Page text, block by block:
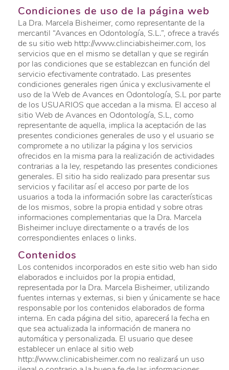
Condiciones de uso de la página web
La Dra. Marcela Bisheimer, como representante de la
mercantil “Avances en Odontología, S.L.”, ofrece a través
de su sitio web http://www.clinciabisheimer.com, los
servicios que en el mismo se detallan y que se regirán
por las condiciones que se establezcan en función del
servicio efectivamente contratado. Las presentes
condiciones generales rigen única y exclusivamente el
uso de la Web de Avances en Odontología, S.L por parte
de los USUARIOS que accedan a la misma. El acceso al
sitio Web de Avances en Odontología, S.L, como
representante de aquella, implica la aceptación de las
presentes condiciones generales de uso y el usuario se
compromete a no utilizar la página y los servicios
ofrecidos en la misma para la realización de actividades
contrarias a la ley, respetando las presentes condiciones
generales. El sitio ha sido realizado para presentar sus
servicios y facilitar así el acceso por parte de los
usuarios a toda la información sobre las características
de los mismos, sobre la propia entidad y sobre otras
informaciones complementarias que la Dra. Marcela
Bisheimer incluye directamente o a través de los
correspondientes enlaces o links.
Contenidos
Los contenidos incorporados en este sitio web han sido
elaborados e incluidos por la propia entidad,
representada por la Dra. Marcela Bisheimer, utilizando
fuentes internas y externas, si bien y únicamente se hace
responsable por los contenidos elaborados de forma
interna. En cada página del sitio, aparecerá la fecha en
que sea actualizada la información de manera no
automática y personalizada. El usuario que desee
establecer un enlace al sitio web
http://www.clinicabisheimer.com no realizará un uso